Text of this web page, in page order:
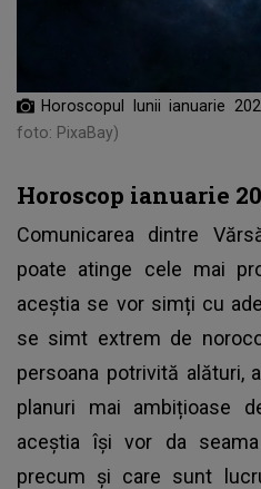
Horoscopul lunii ianuarie
foto: PixaBay)
Horoscop ianuarie
Comunicarea dintre
poate atinge cele mai
aceștia se vor simți cu
se simt extrem de
persoana potrivită alături,
planuri mai ambițioase
aceștia își vor da
precum și care sunt